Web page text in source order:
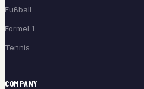
Fußball
Formel 1
Tennis
COMPANY